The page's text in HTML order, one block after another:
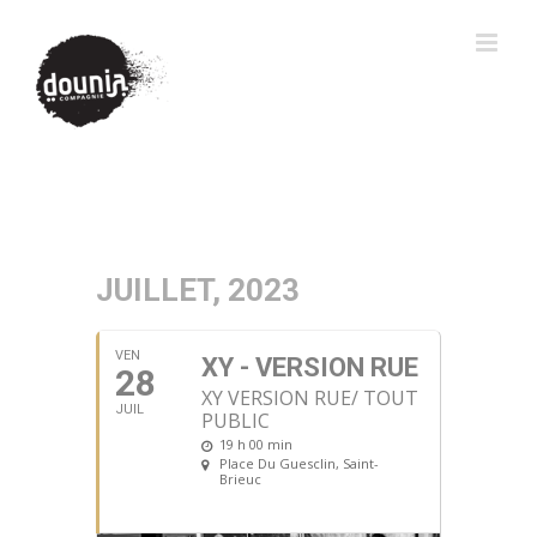
JUILLET, 2023
VEN
28
JUIL
XY - VERSION RUE
XY VERSION RUE/ TOUT
PUBLIC
19 h 00 min
Place Du Guesclin, Saint-
Brieuc